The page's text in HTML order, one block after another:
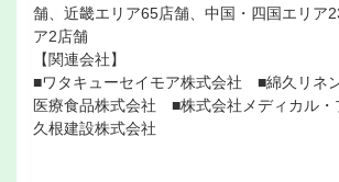
舗、近畿エリア65店舗、中国・四国エリア
ア2店舗
【関連会社】
■ワタキューセイモア株式会社 ■綿久リネ
医療食品株式会社 ■株式会社メディカル
久根建設株式会社